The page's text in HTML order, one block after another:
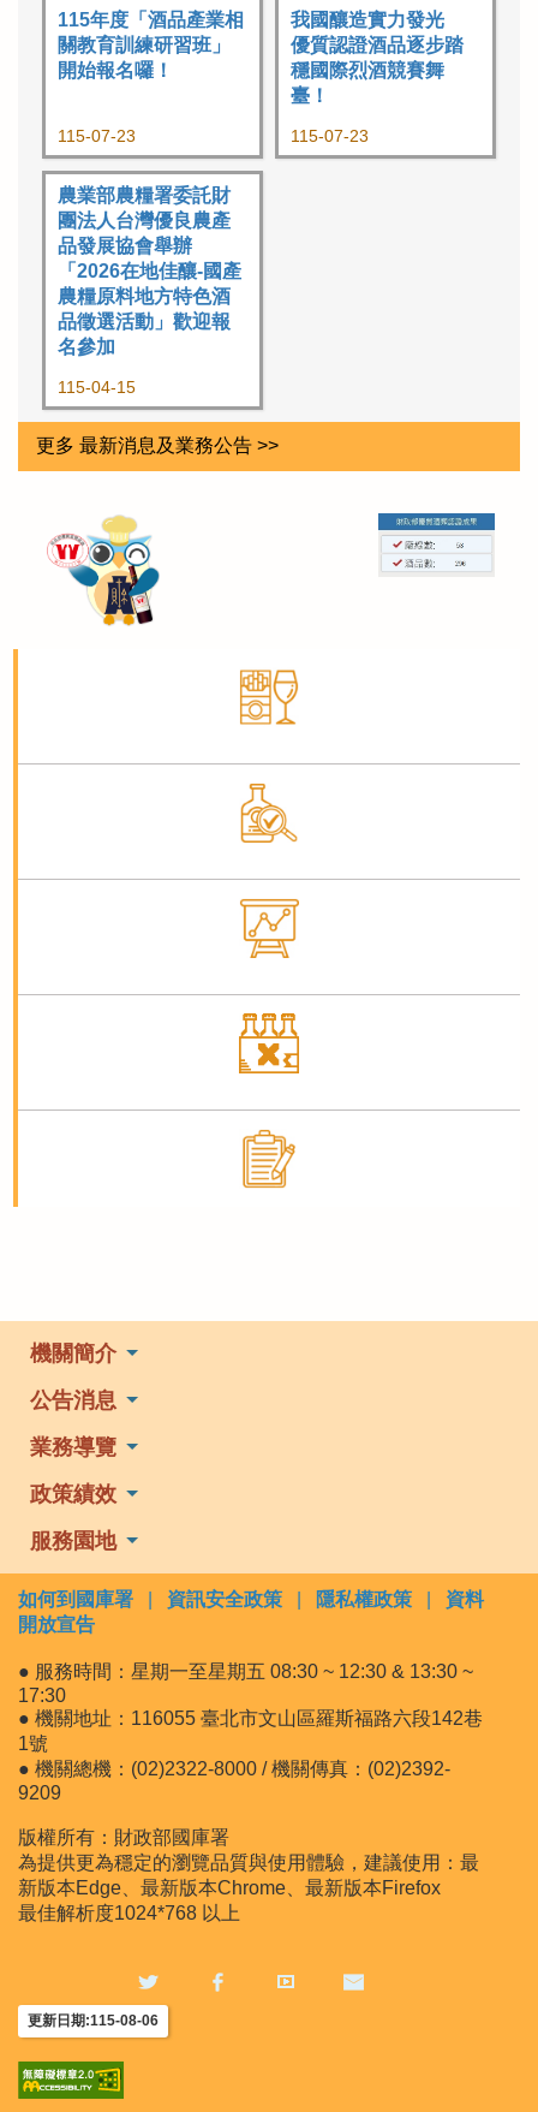
115年度「酒品產業相
關教育訓練研習班」
開始報名囉！
115-07-23
我國釀造實力發光
優質認證酒品逐步踏
穩國際烈酒競賽舞
臺！
115-07-23
農業部農糧署委託財
團法人台灣優良農產
品發展協會舉辦
「2026在地佳釀-國產
農糧原料地方特色酒
品徵選活動」歡迎報
名參加
115-04-15
更多 最新消息及業務公告 >>
機關簡介
公告消息
業務導覽
政策績效
服務園地
如何到國庫署 資訊安全政策 隱私權政策
資料
開放宣告
● 服務時間：星期一至星期五 08:30 ~ 12:30 & 13:30 ~
17:30
● 機關地址：116055 臺北市文山區羅斯福路六段142巷
1號
● 機關總機：(02)2322-8000 / 機關傳真：(02)2392-
9209
版權所有：財政部國庫署
為提供更為穩定的瀏覽品質與使用體驗，建議使用：最
新版本Edge、最新版本Chrome、最新版本Firefox
最佳解析度1024*768 以上
更新日期:115-08-06